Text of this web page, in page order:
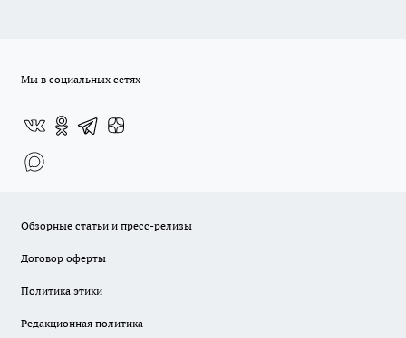
Мы в социальных сетях
Обзорные статьи и пресс-релизы
Договор оферты
Политика этики
Редакционная политика